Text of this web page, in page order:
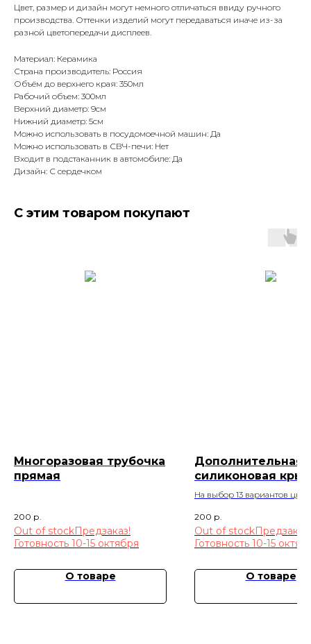
Цвет, размер и дизайн могут немного отличаться ввиду ручного
производства. Оттенки изделий могут передаваться иначе из-за
разной цветопередачи дисплеев.
Материал: Керамика
Страна производитель: Россия
Объём до верхнего края: 350мл
Рабочий объем: 300мл
Верхний диаметр: 9см
Нижний диаметр: 5см
Можно использовать в посудомоечной машин: Да
Можно использовать в СВЧ-печи: Нет
Входит в подстаканник в автомобиле: Да
Дизайн: С сердечком
С этим товаром покупают
Многоразовая трубочка
прямая
200 р.
Out of stock
О товаре
Дополнительная
силиконовая
для стаканчиков
На выбор 13 вариантов
200 р.
Out of stock
О товаре